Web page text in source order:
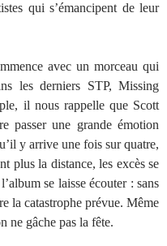
qui s’émancipent de leur
avec un morceau qui
les derniers STP, Missing
il nous rappelle que Scott
passer une grande émotion
y arrive une fois sur quatre,
plus la distance, les excès se
se laisse écouter : sans
la catastrophe prévue. Même
ne gâche pas la fête.